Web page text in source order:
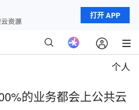
打开 APP
个人
的业务都会上公共云